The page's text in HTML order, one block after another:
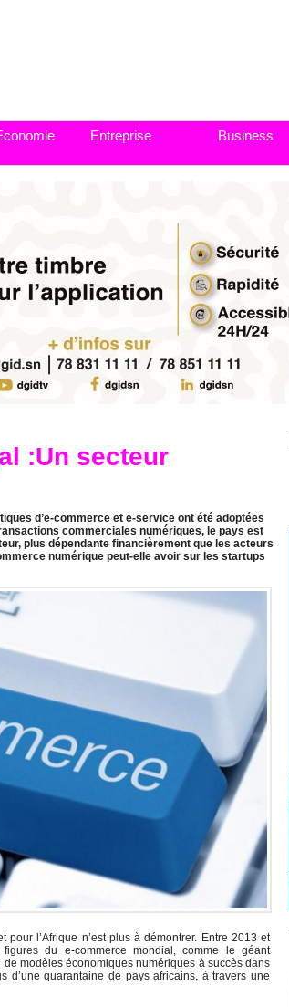
Entreprise Business
:Un secteur
d’e-commerce et e-service ont été adoptées
commerciales numériques, le pays est
plus dépendante financièrement que les acteurs
numérique peut-elle avoir sur les startups
pour l’Afrique n’est plus à démontrer. Entre 2013 et
du e-commerce mondial, comme le géant
modèles économiques numériques à succès dans
d’une quarantaine de pays africains, à travers une